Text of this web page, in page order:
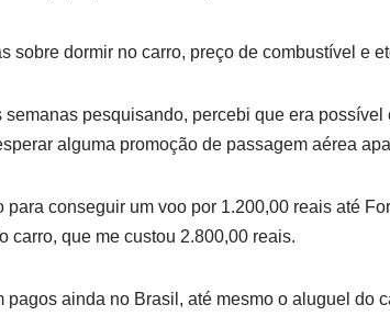
sobre dormir no carro, preço de combustível e
semanas pesquisando, percebi que era
alguma promoção de passagem aérea
para conseguir um voo por 1.200,00 reais até
carro, que me custou 2.800,00 reais.
pagos ainda no Brasil, até mesmo o aluguel do